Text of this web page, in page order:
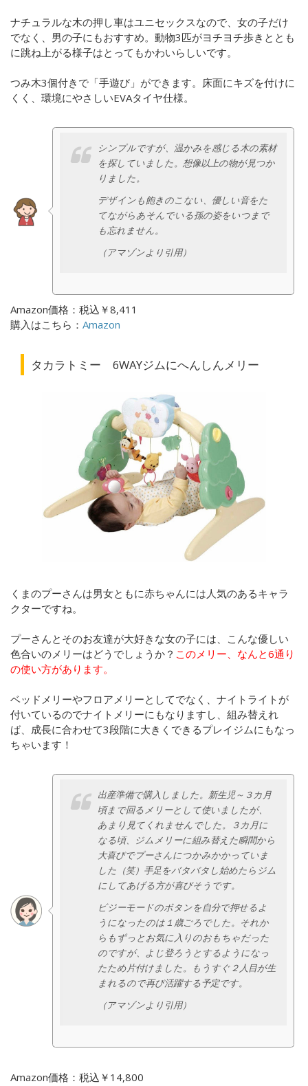
ナチュラルな木の押し車はユニセックスなので、女の子だけ
でなく、男の子にもおすすめ。動物3匹がヨチヨチ歩きととも
に跳ね上がる様子はとってもかわいらしいです。
つみ木3個付きで「手遊び」ができます。床面にキズを付けに
くく、環境にやさしいEVAタイヤ仕様。
シンプルですが、温かみを感じる木の素材
を探していました。想像以上の物が見つか
りました。
デザインも飽きのこない、優しい音をた
てながらあそんでいる孫の姿をいつまで
も忘れません。
（アマゾンより引用）
Amazon価格：税込￥8,411
購入はこちら： Amazon
タカラトミー 6WAYジムにへんしんメリー
くまのプーさんは男女ともに赤ちゃんには人気のあるキャラ
クターですね。
プーさんとそのお友達が大好きな女の子には、こんな優しい
色合いのメリーはどうでしょうか？ このメリー、なんと6通り
の使い方があります。
ベッドメリーやフロアメリーとしてでなく、ナイトライトが
付いているのでナイトメリーにもなりますし、組み替えれ
ば、成長に合わせて3段階に大きくできるプレイジムにもなっ
ちゃいます！
出産準備で購入しました。新生児～３カ月
頃まで回るメリーとして使いましたが、
あまり見てくれませんでした。３カ月に
なる頃、ジムメリーに組み替えた瞬間から
大喜びでプーさんにつかみかかっていま
した（笑）手足をバタバタし始めたらジム
にしてあげる方が喜びそうです。
ビジーモードのボタンを自分で押せるよ
うになったのは１歳ごろでした。それか
らもずっとお気に入りのおもちゃだった
のですが、よじ登ろうとするようになっ
たため片付けました。もうすぐ２人目が生
まれるので再び活躍する予定です。
（アマゾンより引用）
Amazon価格：税込￥14,800